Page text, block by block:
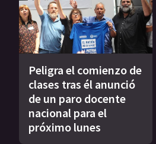
Peligra el comienzo de
clases tras él anunció
de un paro docente
nacional para el
próximo lunes